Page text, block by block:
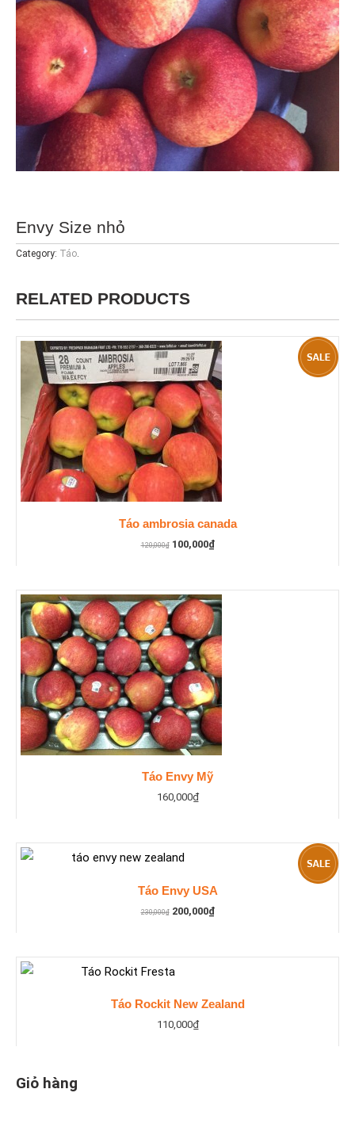
Envy Size nhỏ
Category: Táo.
RELATED PRODUCTS
Táo ambrosia canada
120,000₫ 100,000₫
Táo Envy Mỹ
160,000₫
Táo Envy USA
230,000₫ 200,000₫
Táo Rockit New Zealand
110,000₫
Giỏ hàng